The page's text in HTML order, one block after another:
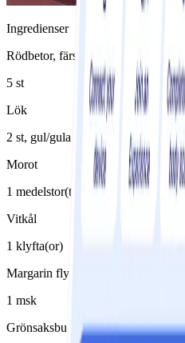
Ingredienser
Rödbetor, färska
5 st
Lök
2 st, gul/gula
Morot
1 medelstor(t)/medelstora
Vitkål
1 klyfta(or)
Margarin flytande 80%
1 msk
Grönsaksbuljong